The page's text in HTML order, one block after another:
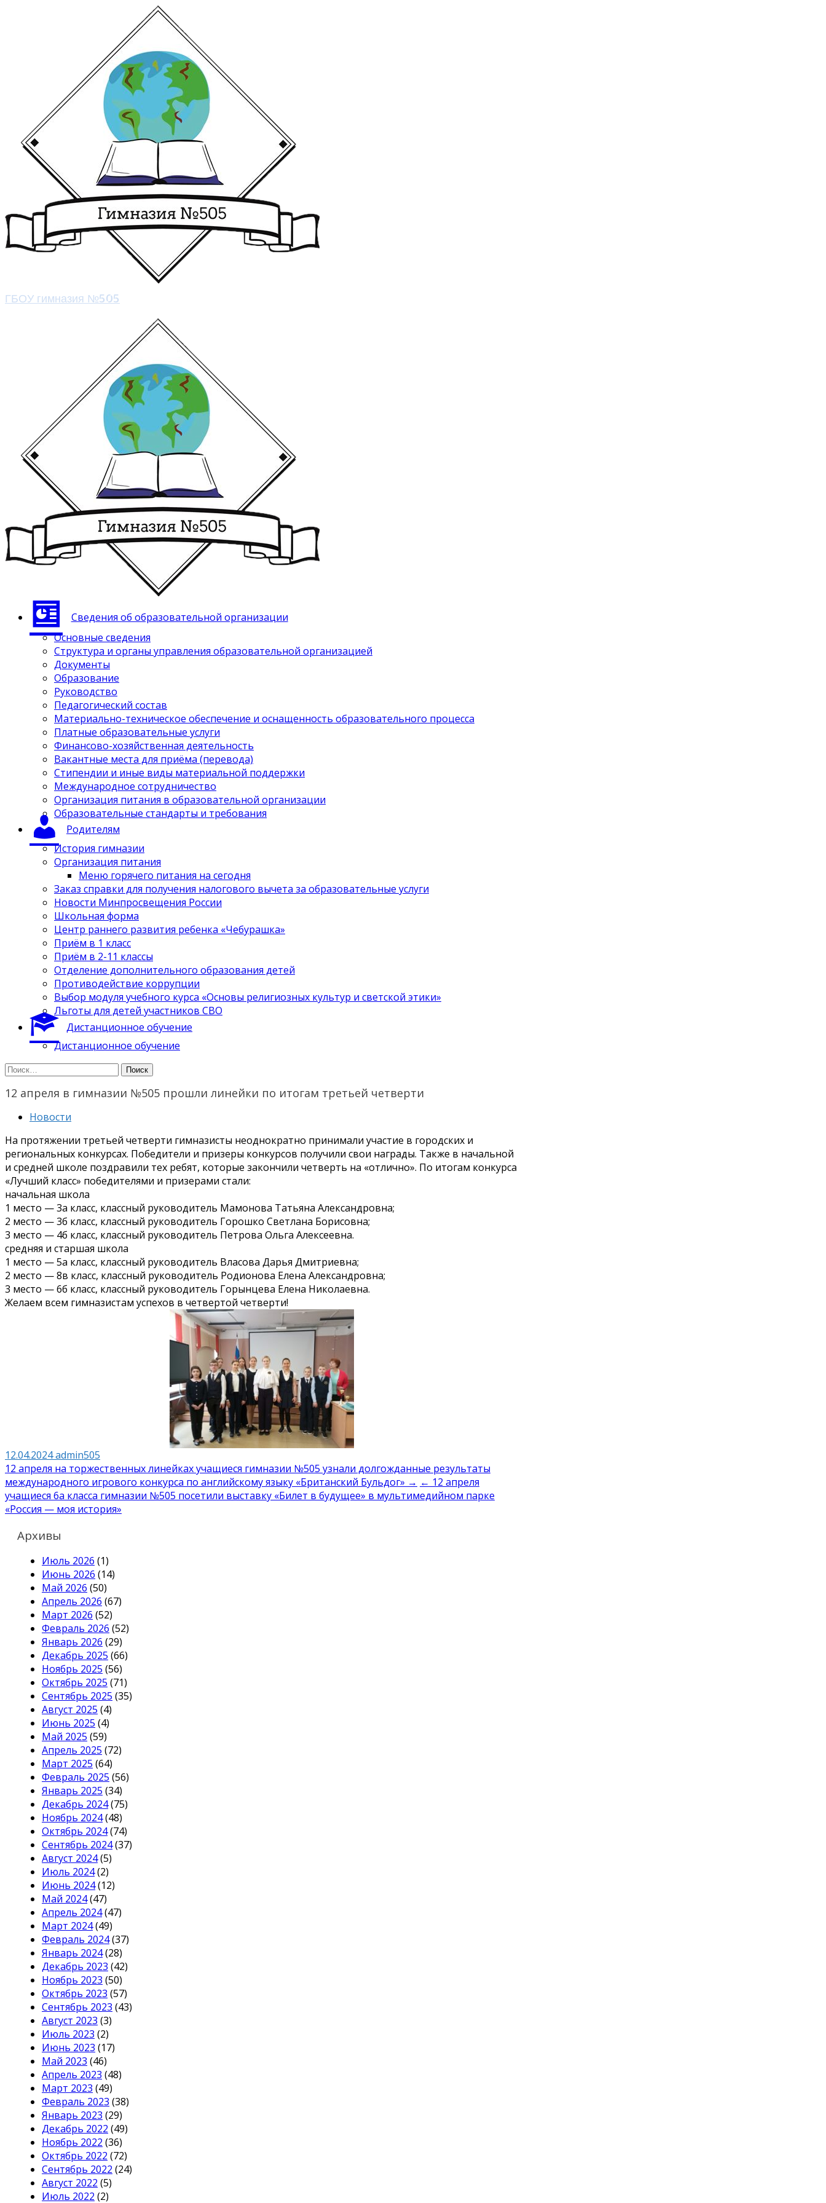
ГБОУ гимназия №505
Сведения об образовательной организации
Основные сведения
Структура и органы управления образовательной организацией
Документы
Образование
Руководство
Педагогический состав
Материально-техническое обеспечение и оснащенность образовательного процесса
Платные образовательные услуги
Финансово-хозяйственная деятельность
Вакантные места для приёма (перевода)
Стипендии и иные виды материальной поддержки
Международное сотрудничество
Организация питания в образовательной организации
Образовательные стандарты и требования
Родителям
История гимназии
Организация питания
Меню горячего питания на сегодня
Заказ справки для получения налогового вычета за образовательные услуги
Новости Минпросвещения России
Школьная форма
Центр раннего развития ребенка «Чебурашка»
Приём в 1 класс
Приём в 2-11 классы
Отделение дополнительного образования детей
Противодействие коррупции
Выбор модуля учебного курса «Основы религиозных культур и светской этики»
Льготы для детей участников СВО
Дистанционное обучение
Дистанционное обучение
Найти:
12 апреля в гимназии №505 прошли линейки по итогам третьей четверти
Новости
На протяжении третьей четверти гимназисты неоднократно принимали участие в городских и
региональных конкурсах. Победители и призеры конкурсов получили свои награды. Также в начальной
и средней школе поздравили тех ребят, которые закончили четверть на «отлично». По итогам конкурса
«Лучший класс» победителями и призерами стали:
начальная школа
1 место — 3а класс, классный руководитель Мамонова Татьяна Александровна;
2 место — 3б класс, классный руководитель Горошко Светлана Борисовна;
3 место — 4б класс, классный руководитель Петрова Ольга Алексеевна.
средняя и старшая школа
1 место — 5а класс, классный руководитель Власова Дарья Дмитриевна;
2 место — 8в класс, классный руководитель Родионова Елена Александровна;
3 место — 6б класс, классный руководитель Горынцева Елена Николаевна.
Желаем всем гимназистам успехов в четвертой четверти!
12.04.2024admin505
Навигация
по
записям
12 апреля на торжественных линейках учащиеся гимназии №505 узнали долгожданные результаты
международного игрового конкурса по английскому языку «Британский Бульдог» → ← 12 апреля
учащиеся 6а класса гимназии №505 посетили выставку «Билет в будущее» в мультимедийном парке
«Россия — моя история»
Архивы
Июль 2026 (1)
Июнь 2026 (14)
Май 2026 (50)
Апрель 2026 (67)
Март 2026 (52)
Февраль 2026 (52)
Январь 2026 (29)
Декабрь 2025 (66)
Ноябрь 2025 (56)
Октябрь 2025 (71)
Сентябрь 2025 (35)
Август 2025 (4)
Июнь 2025 (4)
Май 2025 (59)
Апрель 2025 (72)
Март 2025 (64)
Февраль 2025 (56)
Январь 2025 (34)
Декабрь 2024(75)
Ноябрь 2024(48)
Октябрь 2024(74)
Сентябрь 2024(37)
Август 2024(5)
Июль 2024(2)
Июнь 2024(12)
Май 2024(47)
Апрель 2024(47)
Март 2024(49)
Февраль 2024(37)
Январь 2024(28)
Декабрь 2023 (42)
Ноябрь 2023 (50)
Октябрь 2023 (57)
Сентябрь 2023 (43)
Август 2023 (3)
Июль 2023 (2)
Июнь 2023 (17)
Май 2023 (46)
Апрель 2023 (48)
Март 2023 (49)
Февраль 2023 (38)
Январь 2023 (29)
Декабрь 2022 (49)
Ноябрь 2022 (36)
Октябрь 2022 (72)
Сентябрь 2022 (24)
Август 2022 (5)
Июль 2022 (2)